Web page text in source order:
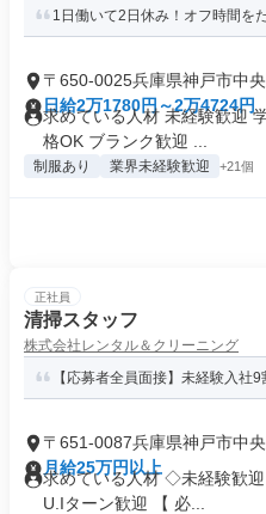
1日働いて2日休み！オフ時間を
〒650-0025兵庫県神戸市中
日給2万1780円～2万4724円
求めている人材 未経験歓迎
格OK ブランク歓迎 ...
制服あり 業界未経験歓迎 +21個
正社員
清掃スタッフ
株式会社レンタル＆クリーニング
【応募者全員面接】未経験入社
〒651-0087兵庫県神戸市中
月給25万円以上
求めている人材 ◇未経験歓
U.Iターン歓迎 【 必...